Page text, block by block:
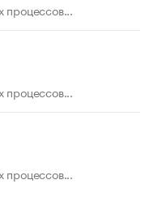
процессов...
процессов...
процессов...